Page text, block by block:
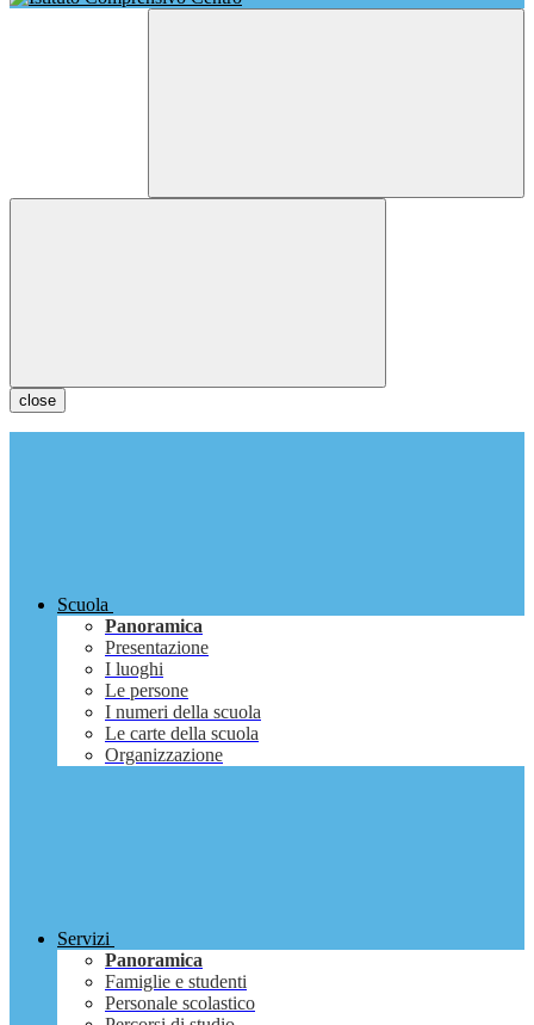
close
Scuola
Panoramica
Presentazione
I luoghi
Le persone
I numeri della scuola
Le carte della scuola
Organizzazione
Servizi
Panoramica
Famiglie e studenti
Personale scolastico